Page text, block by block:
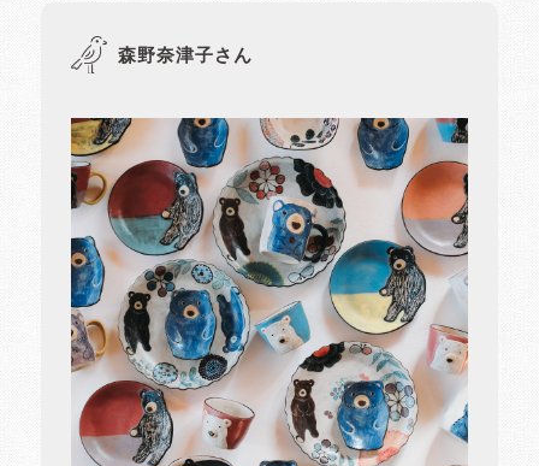
森野奈津子さん